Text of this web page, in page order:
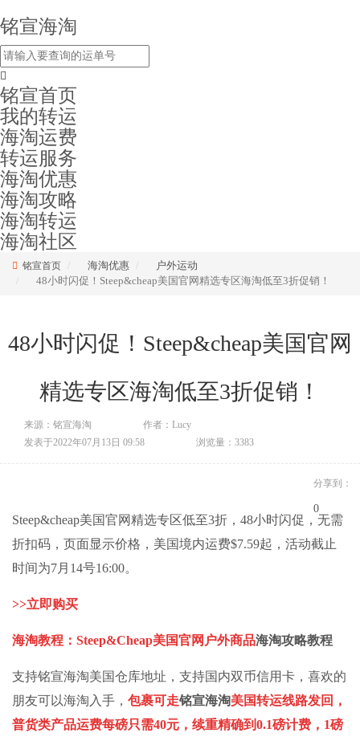
铭宣海淘
铭宣首页
我的转运
海淘运费
转运服务
海淘优惠
海淘攻略
海淘转运
海淘社区
铭宣首页 海淘优惠
户外运动
48小时闪促！Steep&cheap美国官网精选专区海淘低至3折促销！
48小时闪促！Steep&cheap美国官网
精选专区海淘低至3折促销！
来源：铭宣海淘
作者：Lucy
发表于2022年07月13日 09:58
浏览量：3383
分享到：
0
Steep&cheap美国官网精选专区低至3折，48小时闪促，无需
折扣码，页面显示价格，美国境内运费$7.59起，活动截止
时间为7月14号16:00。
>>立即购买
海淘教程： Steep&Cheap美国官网户外商品海淘攻略教程
支持铭宣海淘美国仓库地址，支持国内双币信用卡，喜欢的
朋友可以海淘入手， 包裹可走铭宣海淘美国转运线路发回，
普货类产品运费每磅只需40元，续重精确到0.1磅计费，1磅